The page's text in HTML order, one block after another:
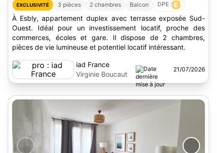
EXCLUSIVITÉ 3 pièces 2 chambres Balcon DPE : E
À Esbly, appartement duplex avec terrasse exposée Sud-
Ouest. Idéal pour un investissement locatif, proche des
commerces, écoles et gare. Il dispose de 2 chambres,
pièces de vie lumineuse et potentiel locatif intéressant.
iad France
Virginie Boucaut
21/07/2026